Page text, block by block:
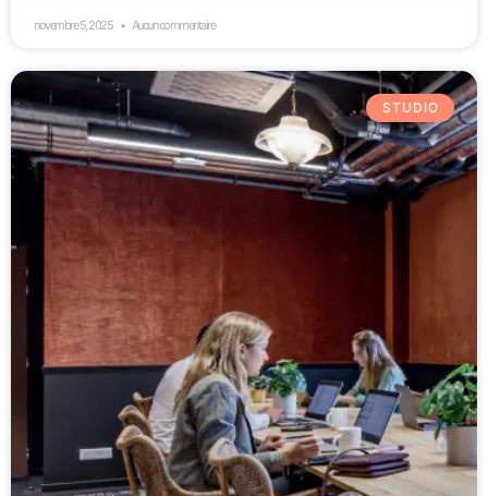
novembre 5, 2025 Aucun commentaire
STUDIO